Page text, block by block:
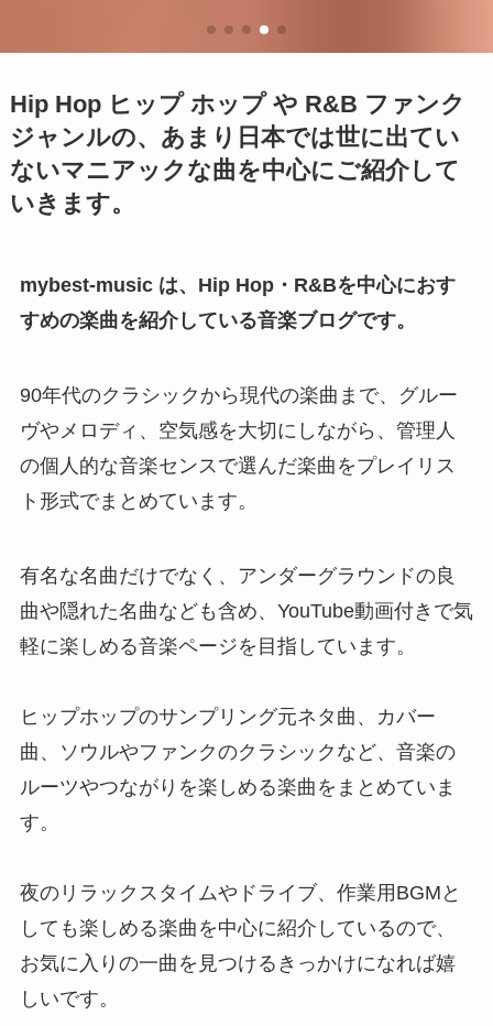
Hip Hop ヒップ ホップ や R&B ファンク
ジャンルの、あまり日本では世に出てい
ないマニアックな曲を中心にご紹介して
いきます。
mybest-music は、Hip Hop・R&Bを中心におす
すめの楽曲を紹介している音楽ブログです。
90年代のクラシックから現代の楽曲まで、グルー
ヴやメロディ、空気感を大切にしながら、管理人
の個人的な音楽センスで選んだ楽曲をプレイリス
ト形式でまとめています。
有名な名曲だけでなく、アンダーグラウンドの良
曲や隠れた名曲なども含め、YouTube動画付きで気
軽に楽しめる音楽ページを目指しています。
ヒップホップのサンプリング元ネタ曲、カバー
曲、ソウルやファンクのクラシックなど、音楽の
ルーツやつながりを楽しめる楽曲をまとめていま
す。
夜のリラックスタイムやドライブ、作業用BGMと
しても楽しめる楽曲を中心に紹介しているので、
お気に入りの一曲を見つけるきっかけになれば嬉
しいです。